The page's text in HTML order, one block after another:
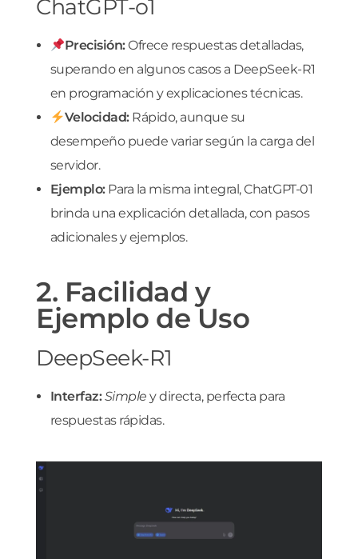
ChatGPT-o1
Precisión:Ofrece respuestas detalladas,
superando en algunos casos a DeepSeek-R1
en programación y explicaciones técnicas.
Velocidad:Rápido, aunque su
desempeño puede variar según la carga del
servidor.
Ejemplo:Para la misma integral, ChatGPT-01
brinda una explicación detallada, con pasos
adicionales y ejemplos.
2. Facilidad y
Ejemplo de Uso
DeepSeek-R1
Interfaz: Simpley directa, perfecta para
respuestas rápidas.